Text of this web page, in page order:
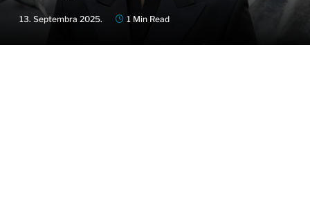
13. Septembra 2025. 1 Min Read